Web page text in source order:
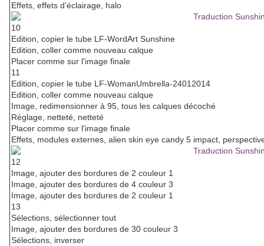
Effets, effets d'éclairage, halo
10
Edition, copier le tube LF-WordArt Sunshine
Edition, coller comme nouveau calque
Placer comme sur l'image finale
11
Edition, copier le tube LF-WomanUmbrella-24012014
Edition, coller comme nouveau calque
Image, redimensionner à 95, tous les calques décoché
Réglage, netteté, netteté
Placer comme sur l'image finale
Effets, modules externes, alien skin eye candy 5 impact,
12
Image, ajouter des bordures de 2 couleur 1
Image, ajouter des bordures de 4 couleur 3
Image, ajouter des bordures de 2 couleur 1
13
Sélections, sélectionner tout
Image, ajouter des bordures de 30 couleur 3
Sélections, inverser